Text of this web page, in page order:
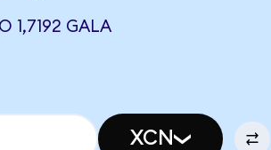
1,7192 GALA
XCN